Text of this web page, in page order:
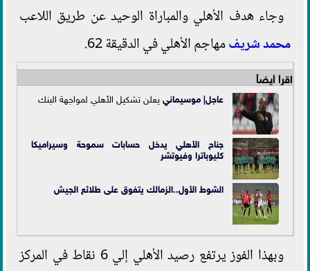
وجاء هدف الأهلي والمباراة الوحيد عن طريق اللاعب
محمد شريفمهاجم الأهلي في الدقيقة 62.
اقرأ أيضاً
عاجل|موسيماني يعلن تشكيل الأهلي لمواجهة البنك
جناح الأهلي يدخل حسابات سموحة وسيراميكا
كليوباترا وفيوتشر
الشوط الأول..الزمالك يتفوق على طلائع الجيش
وبهذا الفوز يرتفع رصيد الأهلي إلي 6 نقاط في المركز